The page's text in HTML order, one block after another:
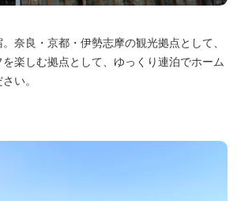
奈良・京都・伊勢志摩の観光拠点として、
楽しむ拠点として、ゆっくり連泊でホーム
い。